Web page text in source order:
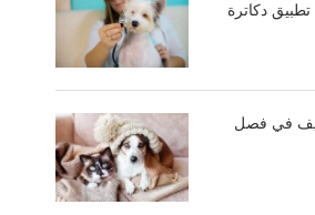
دكاترة
في فصل